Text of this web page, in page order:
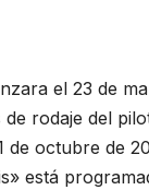
el 23 de
rodaje del
de octubre de
está